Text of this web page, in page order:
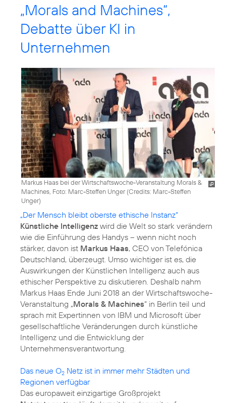
„Morals and Machines“,
Debatte über KI in
Unternehmen
Markus Haas bei der Wirtschaftswoche-Veranstaltung Morals &
Machines, Foto: Marc-Steffen Unger (Credits: Marc-Steffen
Unger)
„Der Mensch bleibt oberste ethische Instanz“
Künstliche Intelligenz wird die Welt so stark verändern
wie die Einführung des Handys – wenn nicht noch
stärker, davon ist Markus Haas, CEO von Telefónica
Deutschland, überzeugt. Umso wichtiger ist es, die
Auswirkungen der Künstlichen Intelligenz auch aus
ethischer Perspektive zu diskutieren. Deshalb nahm
Markus Haas Ende Juni 2018 an der Wirtschaftswoche-
Veranstaltung „Morals & Machines“ in Berlin teil und
sprach mit Expertinnen von IBM und Microsoft über
gesellschaftliche Veränderungen durch künstliche
Intelligenz und die Entwicklung der
Unternehmensverantwortung.
Das neue O2 Netz ist in immer mehr Städten und
Regionen verfügbar
Das europaweit einzigartige Großprojekt